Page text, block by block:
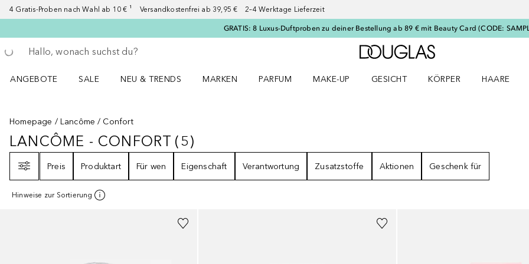
4 Gratis-Proben nach Wahl ab 10 € ¹ Versandkostenfrei ab 39,95 € 2–4 Werktage Lieferzeit
GRATIS: 8 Luxus-Duftproben zu deiner Bestellung ab 89 € mit Beauty Card (CODE:
Gehe zurück
Suche ausführen
Zur Douglas Startseite
ANGEBOTE
SALE
NEU & TRENDS
MARKEN
PARFUM
MAKE-UP
GESICHT
KÖRPER
HAARE
Homepage Lancôme Confort
LANCÔME - CONFORT5ERGEBNISSE
LANCÔME - CONFORT (5)
Preis
Produktart Für wen Eigenschaft Verantwortung Zusatzstoffe Aktionen Geschenk für
Hinweise zur Sortierung